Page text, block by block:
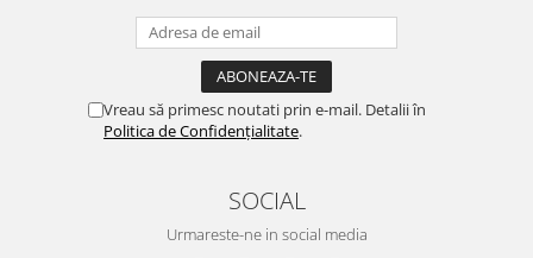
Vreau să primesc noutati prin e-mail. Detalii în
Politica de Confidențialitate.
SOCIAL
Urmareste-ne in social media